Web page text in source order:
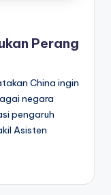
Perang
China ingin
negara
pengaruh
Asisten